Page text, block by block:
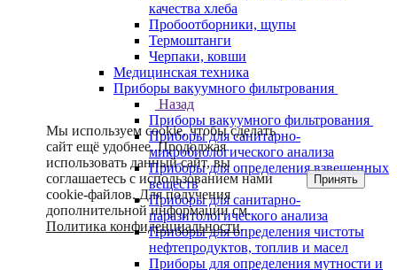
качества хлеба
Пробоотборники, щупы
Термоштанги
Черпаки, ковши
Медицинская техника
Приборы вакуумного фильтрования
Назад
Приборы вакуумного фильтрования
Приборы для санитарно-
микробиологического анализа
Приборы для определения взвешенных
веществ
Приборы для санитарно-
паразитологического анализа
Приборы для определения чистоты
нефтепродуктов, топлив и масел
Приборы для определения мутности и
Мы используем cookie, чтобы сделать
сайт ещё удобнее. Продолжая
использовать данный сайт, вы
соглашаетесь с использованием нами
cookie-файлов. Для получения
дополнительной информации см.
Политика конфиденциальности.
Принять